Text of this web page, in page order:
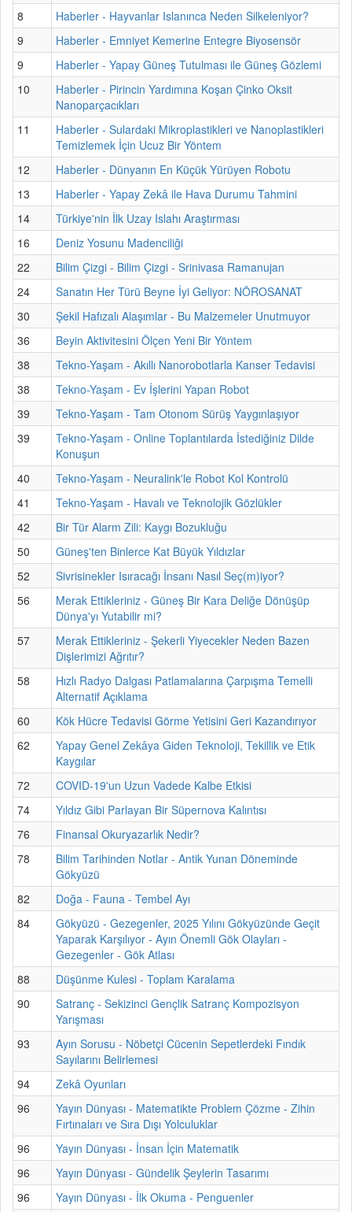
8
Haberler - Hayvanlar Islanınca Neden Silkeleniyor?
9
Haberler - Emniyet Kemerine Entegre Biyosensör
9
Haberler - Yapay Güneş Tutulması ile Güneş Gözlemi
10
Haberler - Pirincin Yardımına Koşan Çinko Oksit
Nanoparçacıkları
11
Haberler - Sulardaki Mikroplastikleri ve Nanoplastikleri
Temizlemek İçin Ucuz Bir Yöntem
12
Haberler - Dünyanın En Küçük Yürüyen Robotu
13
Haberler - Yapay Zekâ ile Hava Durumu Tahmini
14
Türkiye'nin İlk Uzay Islahı Araştırması
16
Deniz Yosunu Madenciliği
22
Bilim Çizgi - Bilim Çizgi - Srinivasa Ramanujan
24
Sanatın Her Türü Beyne İyi Geliyor: NÖROSANAT
30
Şekil Hafızalı Alaşımlar - Bu Malzemeler Unutmuyor
36
Beyin Aktivitesini Ölçen Yeni Bir Yöntem
38
Tekno-Yaşam - Akıllı Nanorobotlarla Kanser Tedavisi
38
Tekno-Yaşam - Ev İşlerini Yapan Robot
39
Tekno-Yaşam - Tam Otonom Sürüş Yaygınlaşıyor
39
Tekno-Yaşam - Online Toplantılarda İstediğiniz Dilde
Konuşun
40
Tekno-Yaşam - Neuralink'le Robot Kol Kontrolü
41
Tekno-Yaşam - Havalı ve Teknolojik Gözlükler
42
Bir Tür Alarm Zili: Kaygı Bozukluğu
50
Güneş'ten Binlerce Kat Büyük Yıldızlar
52
Sivrisinekler Isıracağı İnsanı Nasıl Seç(m)iyor?
56
Merak Ettikleriniz - Güneş Bir Kara Deliğe Dönüşüp
Dünya'yı Yutabilir mi?
57
Merak Ettikleriniz - Şekerli Yiyecekler Neden Bazen
Dişlerimizi Ağrıtır?
58
Hızlı Radyo Dalgası Patlamalarına Çarpışma Temelli
Alternatif Açıklama
60
Kök Hücre Tedavisi Görme Yetisini Geri Kazandırıyor
62
Yapay Genel Zekâya Giden Teknoloji, Tekillik ve Etik
Kaygılar
72
COVID-19'un Uzun Vadede Kalbe Etkisi
74
Yıldız Gibi Parlayan Bir Süpernova Kalıntısı
76
Finansal Okuryazarlık Nedir?
78
Bilim Tarihinden Notlar - Antik Yunan Döneminde
Gökyüzü
82
Doğa - Fauna - Tembel Ayı
84
Gökyüzü - Gezegenler, 2025 Yılını Gökyüzünde Geçit
Yaparak Karşılıyor - Ayın Önemli Gök Olayları -
Gezegenler - Gök Atlası
88
Düşünme Kulesi - Toplam Karalama
90
Satranç - Sekizinci Gençlik Satranç Kompozisyon
Yarışması
93
Ayın Sorusu - Nöbetçi Cücenin Sepetlerdeki Fındık
Sayılarını Belirlemesi
94
Zekâ Oyunları
96
Yayın Dünyası - Matematikte Problem Çözme - Zihin
Fırtınaları ve Sıra Dışı Yolculuklar
96
Yayın Dünyası - İnsan İçin Matematik
96
Yayın Dünyası - Gündelik Şeylerin Tasarımı
96
Yayın Dünyası - İlk Okuma - Penguenler